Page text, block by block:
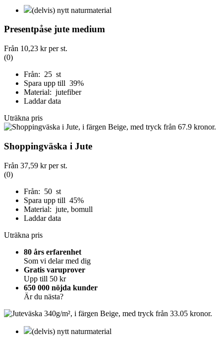
(delvis) nytt naturmaterial
Presentpåse jute medium
Från 10,23 krper st.
(0)
Från: 25 st
Spara upp till 39%
Material: jutefiber
Laddar data
Uträkna pris
Shoppingväska i Jute
Från 37,59 krper st.
(0)
Från: 50 st
Spara upp till 45%
Material: jute, bomull
Laddar data
Uträkna pris
80 års erfarenhet
Som vi delar med dig
Gratis varuprover
Upp till 50 kr
650 000 nöjda kunder
Är du nästa?
(delvis) nytt naturmaterial